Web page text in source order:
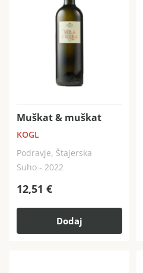
Muškat & muškat
KOGL
Podravje, Štajerska
Suho - 2022
12,51 €
Dodaj